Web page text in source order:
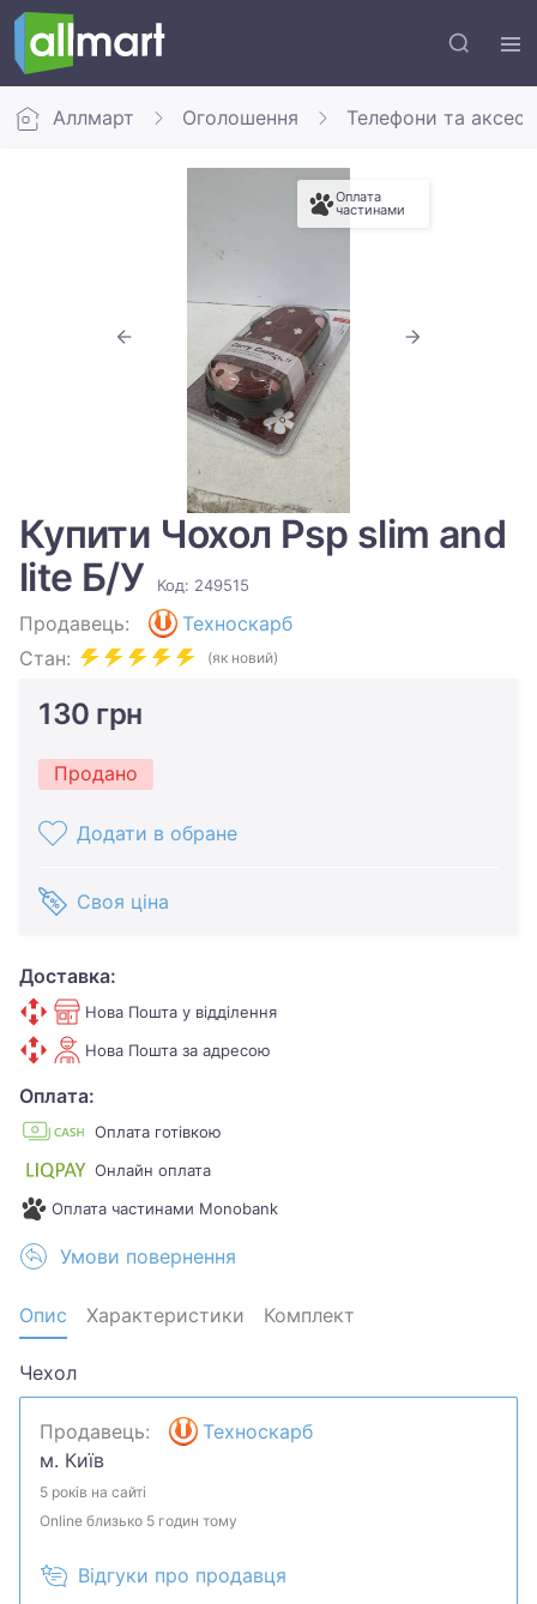
Аллмарт Оголошення Телефони та
Оплата
частинами
Купити Чохол Psp slim and
lite Б/У
Код: 249515
Продавець:
Техноскарб
Стан:
(як новий)
130 грн
Продано
Додати в обране
Своя ціна
Доставка:
Нова Пошта у відділення
Нова Пошта за адресою
Оплата:
Оплата готівкою
Онлайн оплата
Оплата частинами Monobank
Умови повернення
Опис Характеристики Комплект
Чехол
Продавець:
Техноскарб
м. Київ
5 років на сайті
Online близько 5 годин тому
Відгуки про продавця